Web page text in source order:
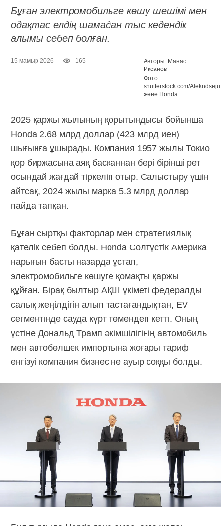
Бұған электромобильге көшу шешімі мен
одақтас елдің шамадан тыс кедендік
алымы себеп болған.
15 мамыр 2026 165
Авторы: Манас
Иксанов
Фото:
shutterstock.com/Alekndseju
және Honda
2025 қаржы жылының қорытындысы бойынша
Honda 2.68 млрд доллар (423 млрд иен)
шығынға ұшырады. Компания 1957 жылы Токио
қор биржасына аяқ басқаннан бері бірінші рет
осындай жағдай тіркеліп отыр. Салыстыру үшін
айтсақ, 2024 жылы марка 5.3 млрд доллар
пайда тапқан.
Бұған сыртқы факторлар мен стратегиялық
қателік себеп болды. Honda Солтүстік Америка
нарығын басты назарда ұстап,
электромобильге көшуге қомақты қаржы
құйған. Бірақ былтыр АҚШ үкіметі федералды
салық жеңілдігін алып тастағандықтан, EV
сегментінде сауда күрт төмендеп кетті. Оның
үстіне Дональд Трамп әкімшілігінің автомобиль
мен автобөлшек импортына жоғары тариф
енгізуі компания бизнесіне ауыр соққы болды.